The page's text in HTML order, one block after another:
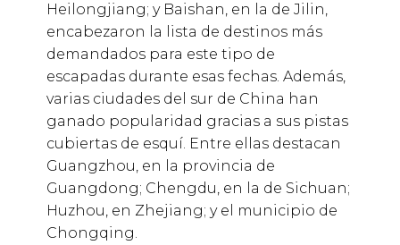
Heilongjiang; y Baishan, en la de Jilin,
encabezaron la lista de destinos más
demandados para este tipo de
escapadas durante esas fechas. Además,
varias ciudades del sur de China han
ganado popularidad gracias a sus pistas
cubiertas de esquí. Entre ellas destacan
Guangzhou, en la provincia de
Guangdong; Chengdu, en la de Sichuan;
Huzhou, en Zhejiang; y el municipio de
Chongqing.